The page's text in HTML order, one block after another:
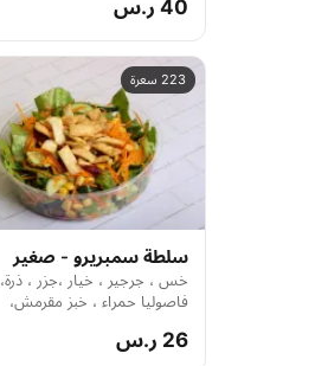
40 ر.س
223 سعرة
سلطة سمبريرو - صغير
خس ، جرجير ، خيار ،جزر ، ذرة،
فاصوليا حمراء ، خبز مقرمش،
على الفول السوداني
26 ر.س